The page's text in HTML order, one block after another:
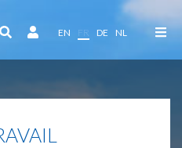
EN FR DE NL